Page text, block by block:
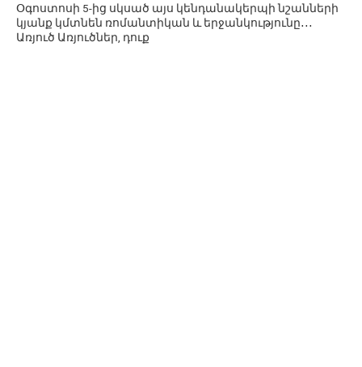
Օգոստոսի 5-ից սկսած այս կենդանակերպի նշանների
կյանք կմտնեն ռոմանտիկան և երջանկությունը․․․
Առյուծ Առյուծներ, դուք